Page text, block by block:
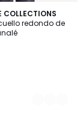
COLLECTIONS
redondo de